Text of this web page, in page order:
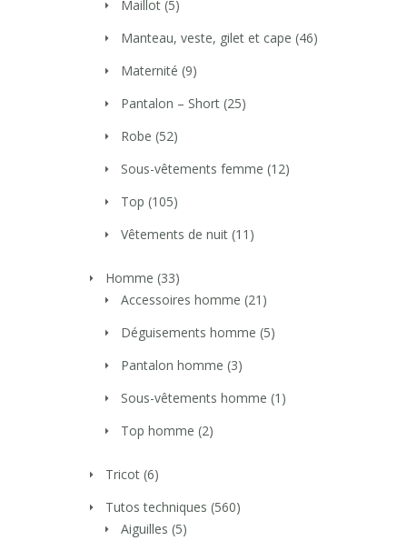
Maillot (5)
Manteau, veste, gilet et cape (46)
Maternité (9)
Pantalon – Short (25)
Robe (52)
Sous-vêtements femme (12)
Top (105)
Vêtements de nuit (11)
Homme (33)
Accessoires homme (21)
Déguisements homme (5)
Pantalon homme (3)
Sous-vêtements homme (1)
Top homme (2)
Tricot (6)
Tutos techniques (560)
Aiguilles (5)